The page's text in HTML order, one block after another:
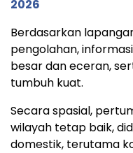
2026
Berdasarkan
pengolahan,
besar dan eceran,
tumbuh kuat.
Secara spasial,
wilayah tetap baik,
domestik, terutama